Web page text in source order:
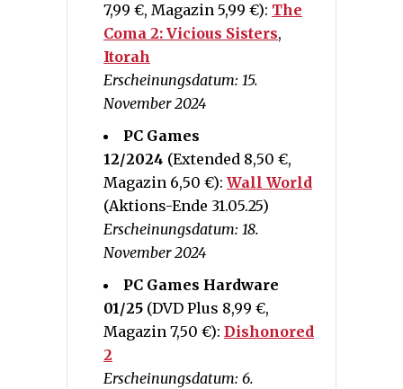
7,99 €, Magazin 5,99 €): The
Coma 2: Vicious Sisters,
Itorah
Erscheinungsdatum: 15.
November 2024
PC Games
12/2024 (Extended 8,50 €,
Magazin 6,50 €): Wall World
(Aktions-Ende 31.05.25)
Erscheinungsdatum: 18.
November 2024
PC Games Hardware
01/25 (DVD Plus 8,99 €,
Magazin 7,50 €): Dishonored
2
Erscheinungsdatum: 6.